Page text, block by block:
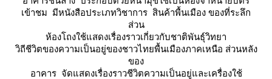
เข้าชม มีหนังสือประเภทวิชาการ สินค้าพื้นเมือง ของที่ระลึก
ส่วน
ห้องโถงใช้แสดงเรื่องราวเกี่ยวกับชาติพันธุ์วิทยา
วิถีชีวิตของความเป็นอยู่ของชาวไทยพื้นเมืองภาคเหนือ ส่วนหลัง
ของ
อาคาร จัดแสดงเรื่องราวชีวิตความเป็นอยู่และเครื่องใช้